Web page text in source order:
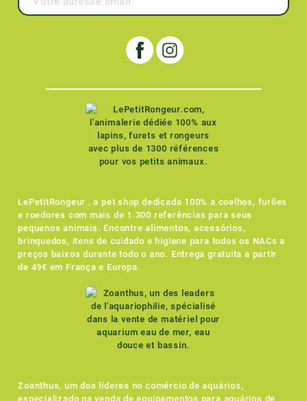
LePetitRongeur , a pet shop dedicada 100% a coelhos, furões
e roedores com mais de 1.300 referências para seus
pequenos animais. Encontre alimentos, acessórios,
brinquedos, itens de cuidado e higiene para todos os NACs a
preços baixos durante todo o ano. Entrega gratuita a partir
de 49€ em França e Europa.
Zoanthus, um dos líderes no comércio de aquários,
especializado na venda de equipamentos para aquários de